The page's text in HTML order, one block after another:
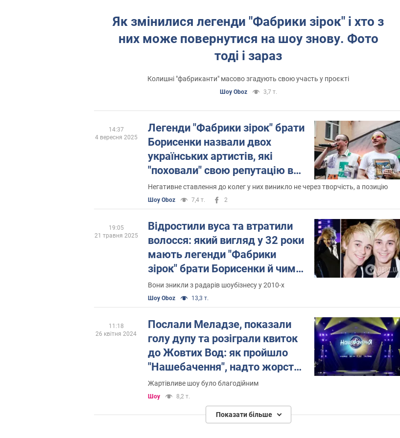
Згодом вони також були учасниками
туру "Фабрика суперфінал".
На хвилі популярності брати підписали
контракт із Новим каналом. Тоді було
пісень.
Окрім музичної творчості Брати
Борисенки також стали ведучими шоу
на Новому каналі: Teen Time та
"Живчик старт".
Згодом також дебютували як актори у
серіалі "Перерва".
Як змінилися легенди "Фабрики зірок" і хто з
них може повернутися на шоу знову. Фото
тоді і зараз
Колишні "фабриканти" масово згадують свою участь у проєкті
Шоу Oboz 3,7 т.
Легенди "Фабрики зірок" брати
Борисенки назвали двох
українських артистів, які
"поховали" свою репутацію в
їхніх очах: несуть хрінь
Негативне ставлення до колег у них виникло не через творчість, а позицію
Шоу Oboz 7,4 т. 2
14:37
4 вересня 2025
Відростили вуса та втратили
волосся: який вигляд у 32 роки
мають легенди "Фабрики
зірок" брати Борисенки й чим
вони займаються
Вони зникли з радарів шоубізнесу у 2010-х
Шоу Oboz 13,3 т.
19:05
21 травня 2025
Послали Меладзе, показали
голу дупу та розіграли квиток
до Жовтих Вод: як пройшло
"Нашебачення", надто жорстке
для українського ТБ
Жартівливе шоу було благодійним
Шоу 8,2 т.
11:18
26 квітня 2024
Показати більше